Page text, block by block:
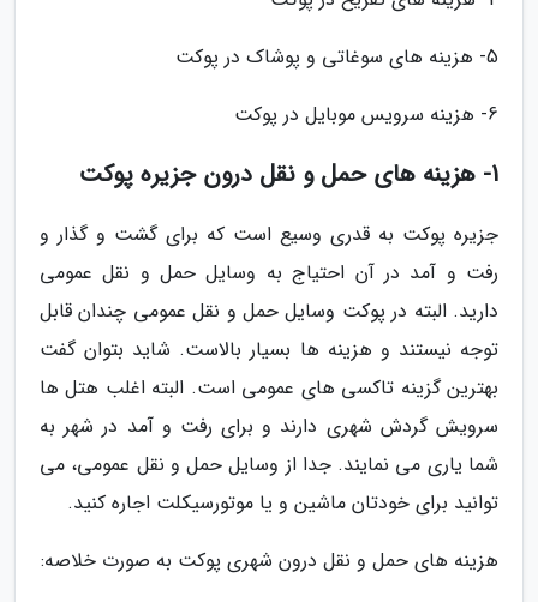
5- هزینه های سوغاتی و پوشاک در پوکت
6- هزینه سرویس موبایل در پوکت
1- هزینه های حمل و نقل درون جزیره پوکت
جزیره پوکت به قدری وسیع است که برای گشت و گذار و
رفت و آمد در آن احتیاج به وسایل حمل و نقل عمومی
دارید. البته در پوکت وسایل حمل و نقل عمومی چندان قابل
توجه نیستند و هزینه ها بسیار بالاست. شاید بتوان گفت
بهترین گزینه تاکسی های عمومی است. البته اغلب هتل ها
سرویش گردش شهری دارند و برای رفت و آمد در شهر به
شما یاری می نمایند. جدا از وسایل حمل و نقل عمومی، می
توانید برای خودتان ماشین و یا موتورسیکلت اجاره کنید.
هزینه های حمل و نقل درون شهری پوکت به صورت خلاصه: